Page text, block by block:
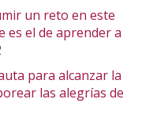
un reto en este
es el de aprender a
para alcanzar la
las alegrías de